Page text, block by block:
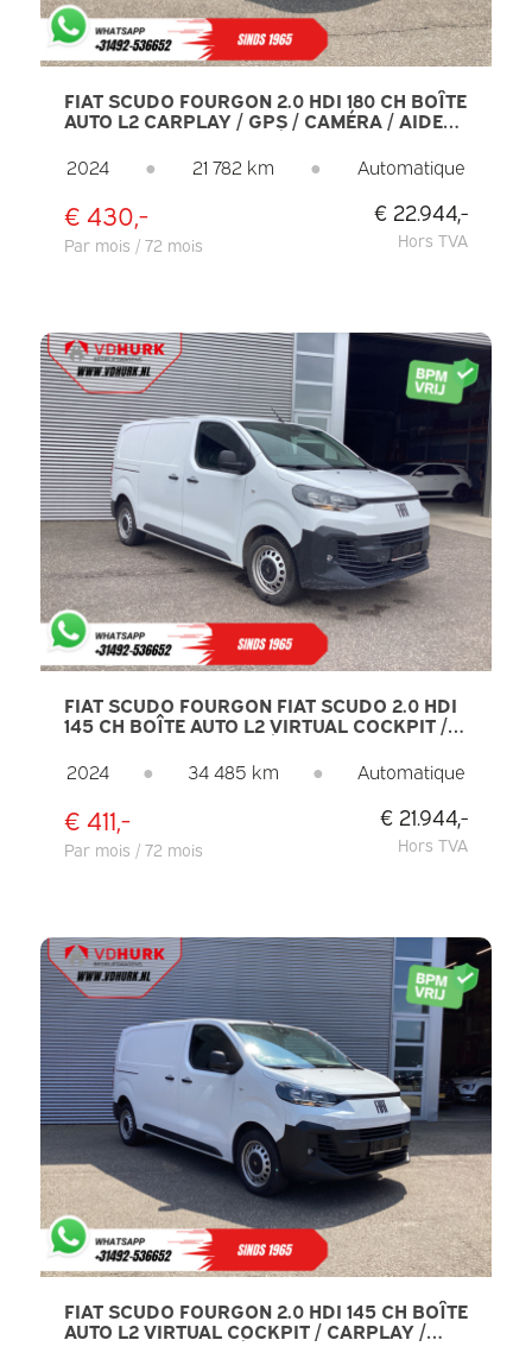
FIAT SCUDO FOURGON 2.0 HDI 180 CH BOÎTE
AUTO L2 CARPLAY / GPS / CAMÉRA / AIDE
VITESSE / CLIMATISATION
2024 ● 21 782 km ● Automatique
€ 430,-
Par mois / 72 mois
€ 22.944,-
Hors TVA
FIAT SCUDO FOURGON FIAT SCUDO 2.0 HDI
145 CH BOÎTE AUTO L2 VIRTUAL COCKPIT /
DE DISTANCE / RÉGULATEUR DE VITESSE /
CLIMATISATION
2024 ● 34 485 km ● Automatique
€ 411,-
Par mois / 72 mois
€ 21.944,-
Hors TVA
FIAT SCUDO FOURGON 2.0 HDI 145 CH BOÎTE
AUTO L2 VIRTUAL COCKPIT / CARPLAY /